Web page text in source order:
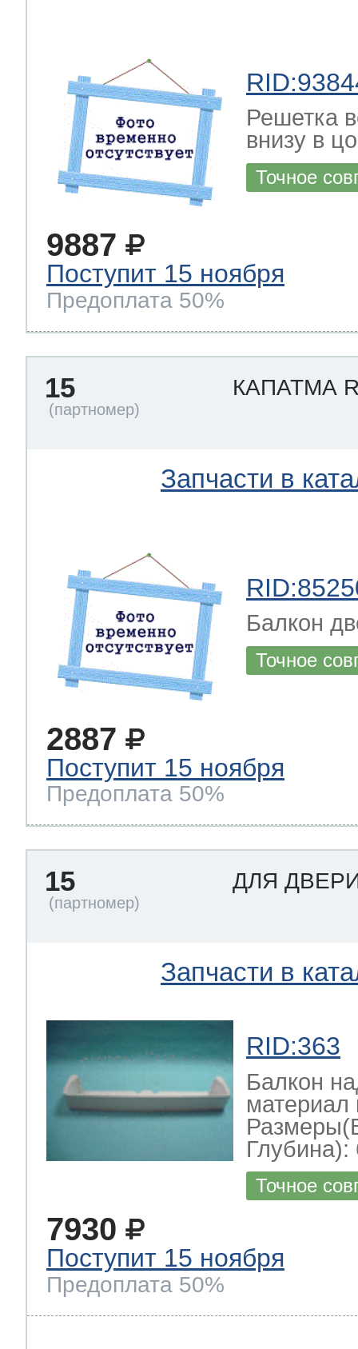
Решетка
внизу в
Точное
9887
Поступит 15 ноября
Предоплата 50%
15 КАПАТМА
Запчасти в
Балкон
Точное
2887
Поступит 15 ноября
Предоплата 50%
15 ДЛЯ
Запчасти в
RID:363
Балкон
материал
Глубина):
Точное
7930
Поступит 15 ноября
Предоплата 50%